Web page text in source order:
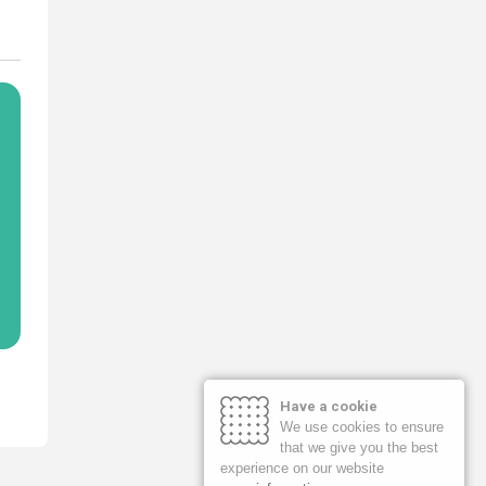
Have a cookie
We use cookies to ensure
that we give you the best
experience on our website